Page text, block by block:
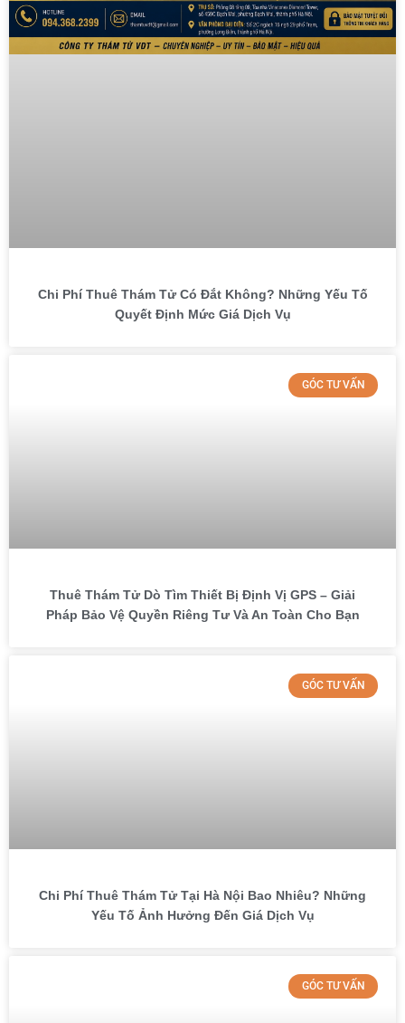
Chi Phí Thuê Thám Tử Có Đắt Không? Những Yếu Tố
Quyết Định Mức Giá Dịch Vụ
GÓC TƯ VẤN
Thuê Thám Tử Dò Tìm Thiết Bị Định Vị GPS – Giải
Pháp Bảo Vệ Quyền Riêng Tư Và An Toàn Cho Bạn
GÓC TƯ VẤN
Chi Phí Thuê Thám Tử Tại Hà Nội Bao Nhiêu? Những
Yếu Tố Ảnh Hưởng Đến Giá Dịch Vụ
GÓC TƯ VẤN